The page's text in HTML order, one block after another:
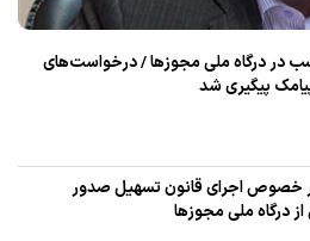
كسب در درگاه ملی مجوزها / درخواست‌های
پیگیری شد
خصوص اجرای قانون تسهیل صدور
درگاه ملی مجوزها